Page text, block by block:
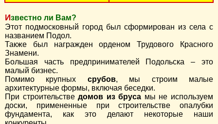
Известно ли Вам?
Этот подмосковный город был сформирован из села с
названием Подол.
Также был награжден орденом Трудового Красного
Знамени.
Большая часть предпринимателей Подольска – это
малый бизнес.
Помимо крупных срубов, мы строим малые
архитектурные формы, включая беседки.
При строительстведомов из бруса мы не используем
доски, примененные при строительстве опалубки
фундамента, как это делают некоторые наши